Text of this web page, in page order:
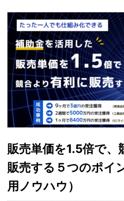
販売単価を1.5倍で、
販売する５つのポイ
用ノウハウ）